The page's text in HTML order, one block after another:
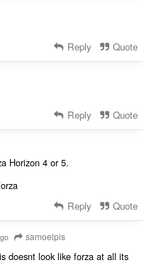
Reply Quote
Reply Quote
Horizon 4 or 5.
Reply Quote
samoelpis
doesnt look like forza at all its